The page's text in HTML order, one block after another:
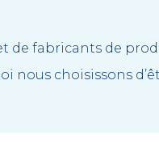
de fabricants de
nous choisissons